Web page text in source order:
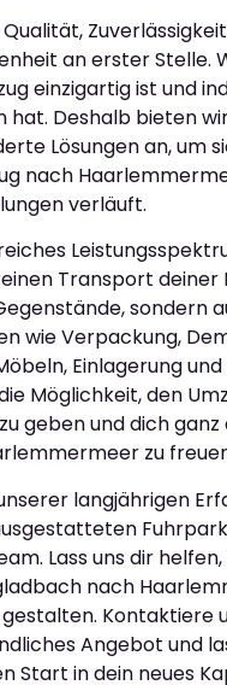
an erster Stelle.
einzigartig ist und
hat. Deshalb bieten
Lösungen an, um
nach
verläuft.
Transport deiner
sondern
wie Verpackung,
Einlagerung
Möglichkeit, den
geben und dich ganz
zu
langjährigen
Lass uns dir
nach
Kontaktiere
Angebot und
Start in dein neues